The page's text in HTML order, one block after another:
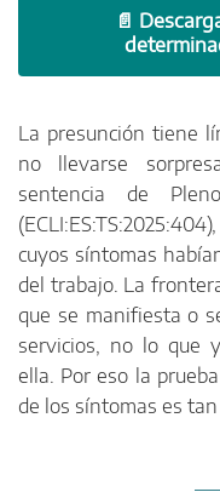
📄
La presunción tiene
no llevarse
sentencia de
cuyos síntomas
del trabajo. La
que se manifiesta o
servicios, no lo que
ella. Por eso la
de los síntomas es